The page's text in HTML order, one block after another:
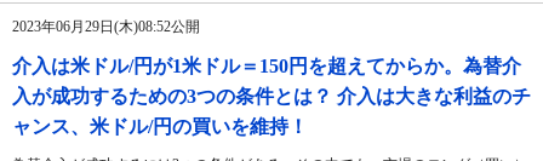
2023年06月29日(木)08:52公開
介入は米ドル/円が1米ドル＝150円を超えてからか。為替介
入が成功するための3つの条件とは？ 介入は大きな利益のチ
ャンス、米ドル/円の買いを維持！